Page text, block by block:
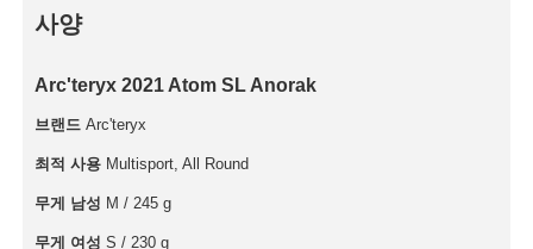
사양
Arc'teryx 2021 Atom SL Anorak
브랜드 Arc'teryx
최적 사용 Multisport, All Round
무게 남성 M / 245 g
무게 여성 S / 230 g